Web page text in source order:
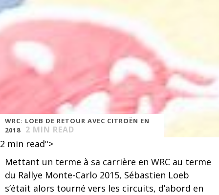
WRC: LOEB DE RETOUR AVEC CITROËN EN
2018
2 MIN READ
2 min read">
Mettant un terme à sa carrière en WRC au terme
du Rallye Monte-Carlo 2015, Sébastien Loeb
s’était alors tourné vers les circuits, d’abord en